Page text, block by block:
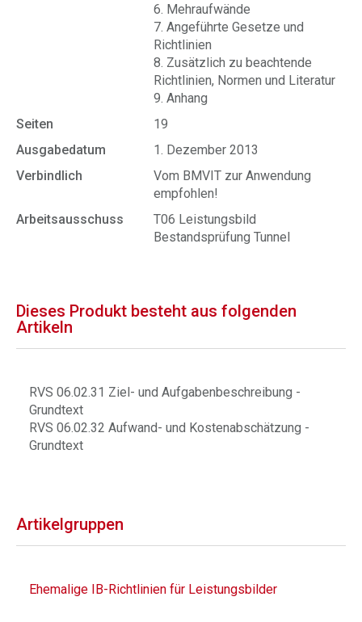
6. Mehraufwände
7. Angeführte Gesetze und
Richtlinien
8. Zusätzlich zu beachtende
Richtlinien, Normen und Literatur
9. Anhang
Seiten
19
Ausgabedatum
1. Dezember 2013
Verbindlich
Vom BMVIT zur Anwendung
empfohlen!
Arbeitsausschuss
T06 Leistungsbild
Bestandsprüfung Tunnel
Dieses Produkt besteht aus folgenden
Artikeln
RVS 06.02.31 Ziel- und Aufgabenbeschreibung -
Grundtext
RVS 06.02.32 Aufwand- und Kostenabschätzung -
Grundtext
Artikelgruppen
Ehemalige IB-Richtlinien für Leistungsbilder